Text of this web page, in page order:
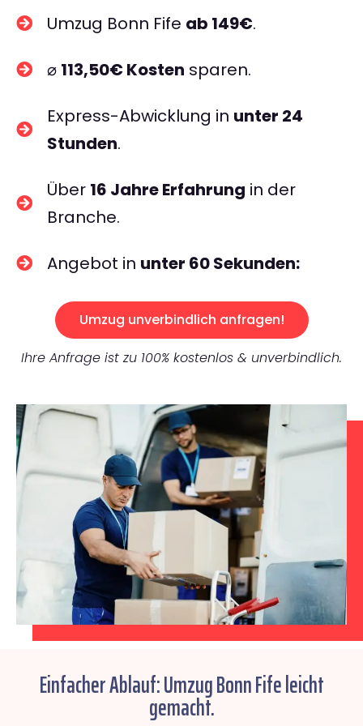
Umzug Bonn Fife ab 149€.
⌀ 113,50€ Kosten sparen.
Express-Abwicklung in unter 24
Stunden.
Über 16 Jahre Erfahrung in der
Branche.
Angebot in unter 60 Sekunden:
Umzug unverbindlich anfragen!
Ihre Anfrage ist zu 100% kostenlos & unverbindlich.
Einfacher Ablauf: Umzug Bonn Fife leicht
gemacht.